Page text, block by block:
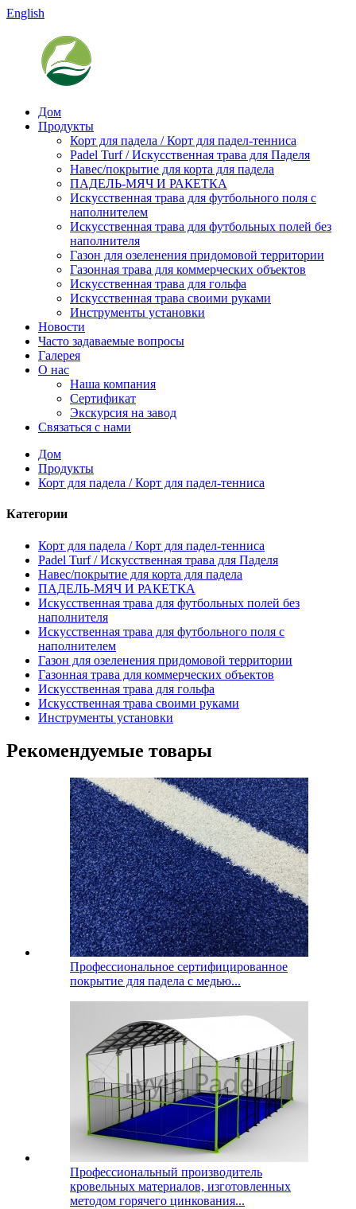
English
Дом
Продукты
Корт для падела / Корт для падел-тенниса
Padel Turf / Искусственная трава для Паделя
Навес/покрытие для корта для падела
ПАДЕЛЬ-МЯЧ И РАКЕТКА
Искусственная трава для футбольного поля с
наполнителем
Искусственная трава для футбольных полей без
наполнителя
Газон для озеленения придомовой территории
Газонная трава для коммерческих объектов
Искусственная трава для гольфа
Искусственная трава своими руками
Инструменты установки
Новости
Часто задаваемые вопросы
Галерея
О нас
Наша компания
Сертификат
Экскурсия на завод
Связаться с нами
Дом
Продукты
Корт для падела / Корт для падел-тенниса
Категории
Корт для падела / Корт для падел-тенниса
Padel Turf / Искусственная трава для Паделя
Навес/покрытие для корта для падела
ПАДЕЛЬ-МЯЧ И РАКЕТКА
Искусственная трава для футбольных полей без
наполнителя
Искусственная трава для футбольного поля с
наполнителем
Газон для озеленения придомовой территории
Газонная трава для коммерческих объектов
Искусственная трава для гольфа
Искусственная трава своими руками
Инструменты установки
Рекомендуемые товары
Профессиональное сертифицированное
покрытие для падела с медью...
Профессиональный производитель
кровельных материалов, изготовленных
методом горячего цинкования...